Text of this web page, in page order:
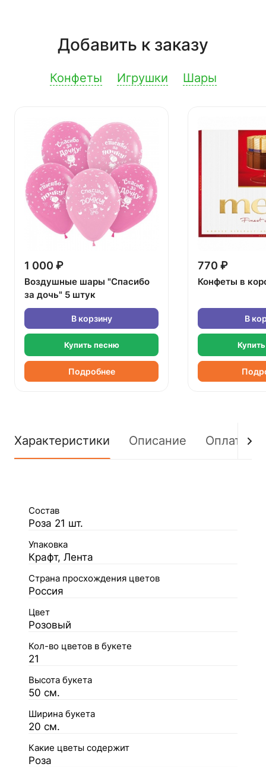
Добавить к заказу
Конфеты Игрушки Шары
1 000 ₽
Воздушные шары "Спасибо
за дочь" 5 штук
В корзину
Купить песню
Подробнее
770 ₽
Конфеты в
В
Характеристики Описание Оплата
Состав
Роза 21 шт.
Упаковка
Крафт, Лента
Страна просхождения цветов
Россия
Цвет
Розовый
Кол-во цветов в букете
21
Высота букета
50 см.
Ширина букета
20 см.
Какие цветы содержит
Роза